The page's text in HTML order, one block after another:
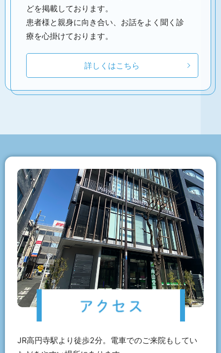
どを掲載しております。
患者様と親身に向き合い、お話をよく聞く診
療を心掛けております。
詳しくはこちら
JR高円寺駅より徒歩2分。電車でのご来院もしてい